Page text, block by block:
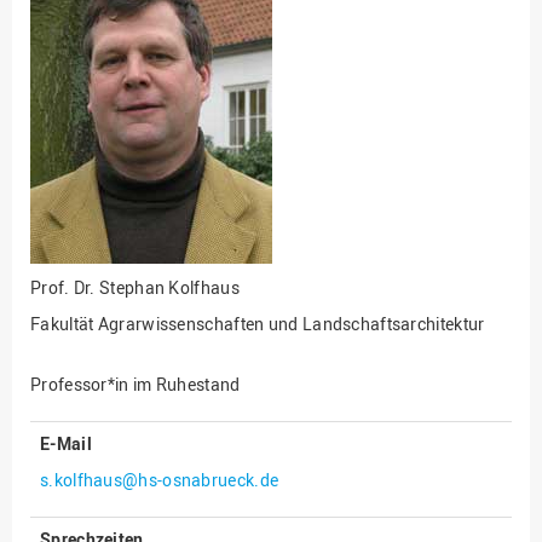
Fakultät
Ingenieurwissenschaften
und Informatik
Fakultät Management,
Kultur und Technik
Fakultät Wirtschafts- und
Sozialwissenschaften
Finanzen
Forschung, Kooperation,
Drittmittel
Gebäude und Technik
Engagement
Gleichstellungsbüro
Hochschulleitung
Hochschulplanung/-
Prof. Dr. Stephan Kolfhaus
Fakultät Agrarwissenschaften und Landschaftsarchitektur
Professor*in im Ruhestand
E-Mail
s.kolfhaus@hs-osnabrueck.de